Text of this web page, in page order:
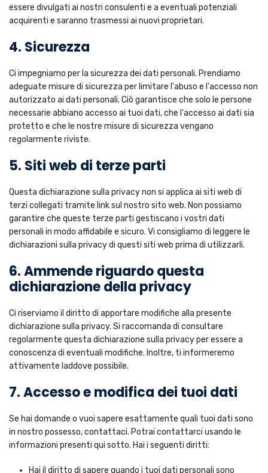
essere divulgati ai nostri consulenti e a eventuali potenziali
acquirenti e saranno trasmessi ai nuovi proprietari.
4. Sicurezza
Ci impegniamo per la sicurezza dei dati personali. Prendiamo
adeguate misure di sicurezza per limitare l'abuso e l'accesso non
autorizzato ai dati personali. Ciò garantisce che solo le persone
necessarie abbiano accesso ai tuoi dati, che l'accesso ai dati sia
protetto e che le nostre misure di sicurezza vengano
regolarmente riviste.
5. Siti web di terze parti
Questa dichiarazione sulla privacy non si applica ai siti web di
terzi collegati tramite link sul nostro sito web. Non possiamo
garantire che queste terze parti gestiscano i vostri dati
personali in modo affidabile e sicuro. Vi consigliamo di leggere le
dichiarazioni sulla privacy di questi siti web prima di utilizzarli.
6. Ammende riguardo questa
dichiarazione della privacy
Ci riserviamo il diritto di apportare modifiche alla presente
dichiarazione sulla privacy. Si raccomanda di consultare
regolarmente questa dichiarazione sulla privacy per essere a
conoscenza di eventuali modifiche. Inoltre, ti informeremo
attivamente laddove possibile.
7. Accesso e modifica dei tuoi dati
Se hai domande o vuoi sapere esattamente quali tuoi dati sono
in nostro possesso, contattaci. Potrai contattarci usando le
informazioni presenti qui sotto. Hai i seguenti diritti:
Hai il diritto di sapere quando i tuoi dati personali sono